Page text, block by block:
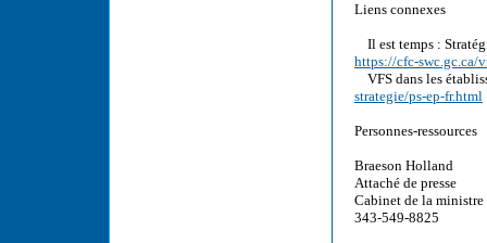
Liens connexes
Il est temps :
https://cfc-swc.gc.ca/
VFS dans les
strategie/ps-ep-fr.html
Personnes-ressources
Braeson Holland
Attaché de presse
Cabinet de la ministre
343-549-8825